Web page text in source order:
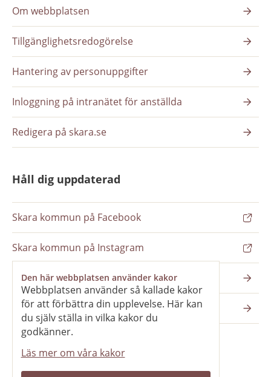
Den här webbplatsen använder kakor
Webbplatsen använder så kallade kakor
för att förbättra din upplevelse. Här kan
du själv ställa in vilka kakor du
godkänner.
Läs mer om våra kakor
Om webbplatsen
Tillgänglighetsredogörelse
Hantering av personuppgifter
Inloggning på intranätet för anställda
Redigera på skara.se
Håll dig uppdaterad
Skara kommun på Facebook
Skara kommun på Instagram
Nyhetsbrev
Pressrum
Våra webbplatser